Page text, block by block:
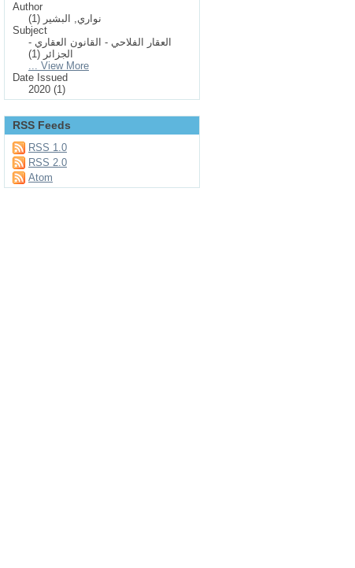
Author
نواري, البشير (1)
Subject
العقار الفلاحي - القانون العقاري -
الجزائر (1)
... View More
Date Issued
2020 (1)
RSS Feeds
RSS 1.0
RSS 2.0
Atom